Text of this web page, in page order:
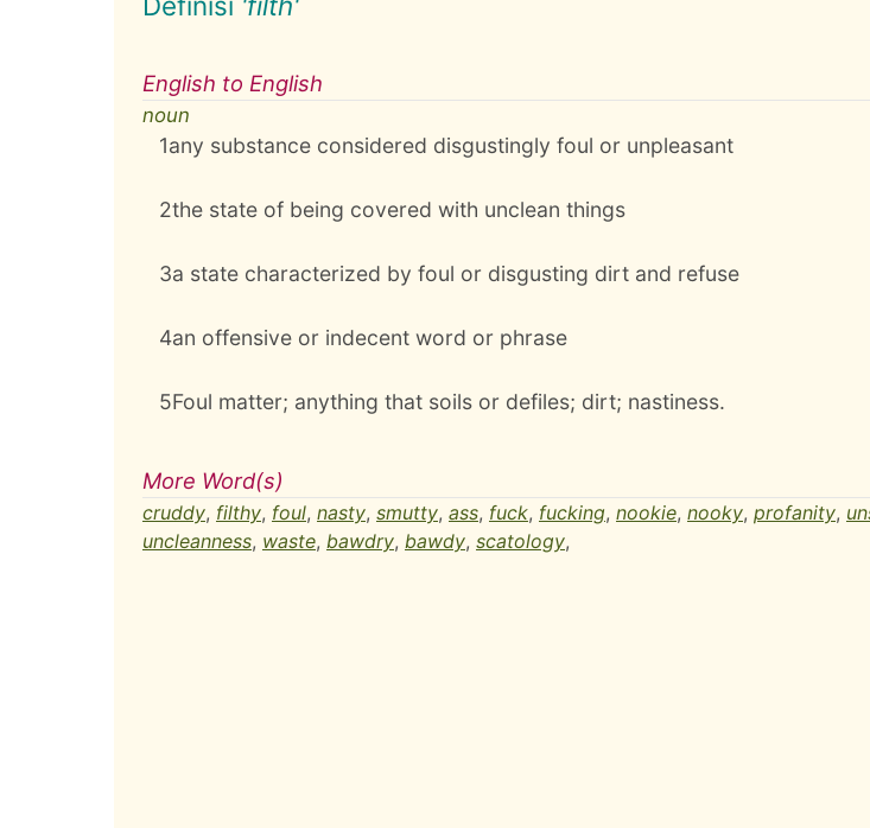
English to English
noun
1any substance considered disgustingly foul or unpleasant
2the state of being covered with unclean things
3a state characterized by foul or disgusting dirt and refuse
4an offensive or indecent word or phrase
5Foul matter; anything that soils or defiles; dirt; nastiness.
More Word(s)
cruddy, filthy, foul, nasty, smutty, ass, fuck, fucking, nookie, nooky, profanity,
uncleanness, waste, bawdry, bawdy, scatology,